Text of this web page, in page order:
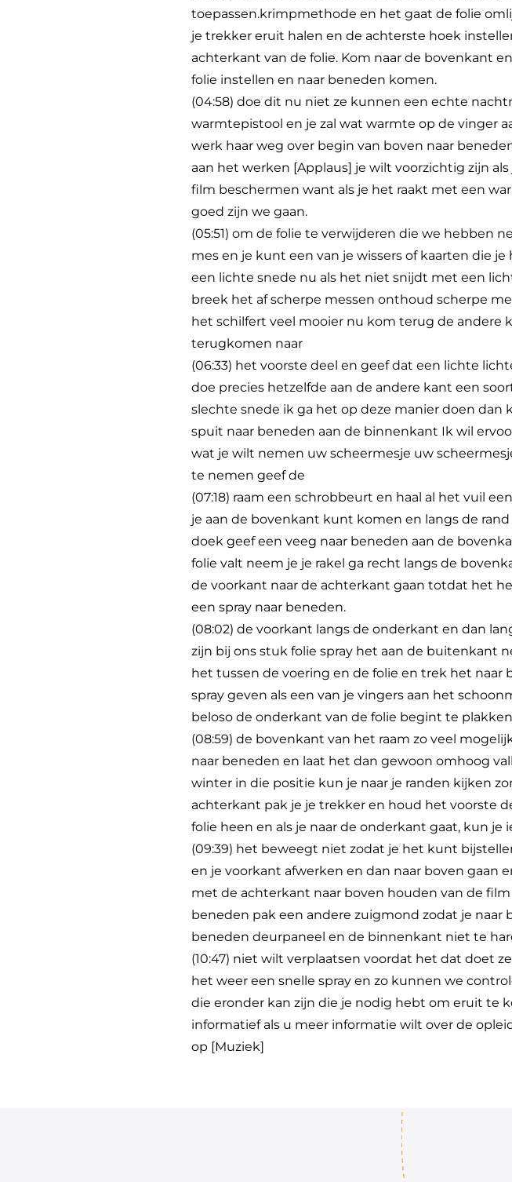
toepassen.krimpmethode en het gaat de folie
je trekker eruit halen en de achterste hoek
achterkant van de folie. Kom naar de bovenkant
folie instellen en naar beneden komen.
(04:58) doe dit nu niet ze kunnen een echte
warmtepistool en je zal wat warmte op de vinger
werk haar weg over begin van boven naar
aan het werken [Applaus] je wilt voorzichtig zijn
film beschermen want als je het raakt met een
goed zijn we gaan.
(05:51) om de folie te verwijderen die we hebben
mes en je kunt een van je wissers of kaarten die
een lichte snede nu als het niet snijdt met een
breek het af scherpe messen onthoud scherpe
het schilfert veel mooier nu kom terug de andere
terugkomen naar
(06:33) het voorste deel en geef dat een lichte
doe precies hetzelfde aan de andere kant een
slechte snede ik ga het op deze manier doen
spuit naar beneden aan de binnenkant Ik wil
wat je wilt nemen uw scheermesje uw
te nemen geef de
(07:18) raam een schrobbeurt en haal al het vuil
je aan de bovenkant kunt komen en langs de
doek geef een veeg naar beneden aan de
folie valt neem je je rakel ga recht langs de
de voorkant naar de achterkant gaan totdat het
een spray naar beneden.
(08:02) de voorkant langs de onderkant en dan
zijn bij ons stuk folie spray het aan de buitenkant
het tussen de voering en de folie en trek het
spray geven als een van je vingers aan het
beloso de onderkant van de folie begint te
(08:59) de bovenkant van het raam zo veel
naar beneden en laat het dan gewoon omhoog
winter in die positie kun je naar je randen kijken
achterkant pak je je trekker en houd het voorste
folie heen en als je naar de onderkant gaat, kun
(09:39) het beweegt niet zodat je het kunt
en je voorkant afwerken en dan naar boven gaan
met de achterkant naar boven houden van de
beneden pak een andere zuigmond zodat je
beneden deurpaneel en de binnenkant niet te
(10:47) niet wilt verplaatsen voordat het dat doet
het weer een snelle spray en zo kunnen we
die eronder kan zijn die je nodig hebt om eruit te
informatief als u meer informatie wilt over de
op [Muziek]